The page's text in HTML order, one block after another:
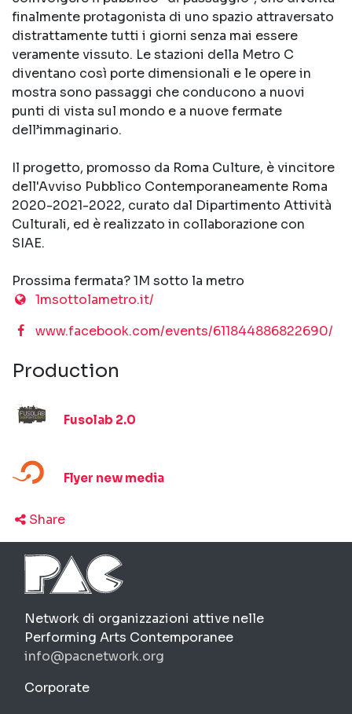
finalmente protagonista di uno spazio attraversato
distrattamente tutti i giorni senza mai essere
veramente vissuto. Le stazioni della Metro C
diventano così porte dimensionali e le opere in
mostra sono passaggi che conducono a nuovi
punti di vista sul mondo e a nuove fermate
dell’immaginario.
Il progetto, promosso da Roma Culture, è vincitore
dell'Avviso Pubblico Contemporaneamente Roma
2020-2021-2022, curato dal Dipartimento Attività
Culturali, ed è realizzato in collaborazione con
SIAE.
Prossima fermata? 1M sotto la metro
1msottolametro.it/
www.facebook.com/events/611844886822690/
Production
Fusolab 2.0
Flyer new media
Share
PAC
Network di organizzazioni attive nelle
Performing Arts Contemporanee
info@pacnetwork.org
Corporate